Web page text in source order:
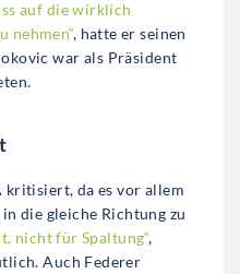
auf die wirklich
nehmen“, hatte er seinen
war als Präsident
kritisiert, da es vor allem
die gleiche Richtung zu
nicht für Spaltung“,
Auch Federer